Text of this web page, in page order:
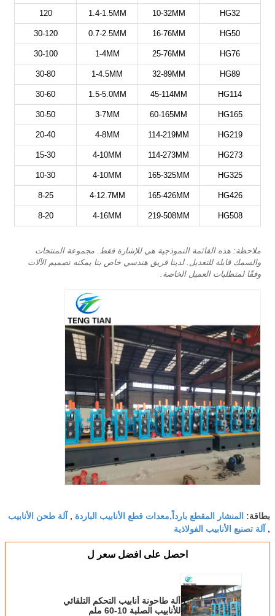
HG32
10-32MM
1.4-1.5MM
120
HG50
16-76MM
0.7-2.5MM
30-120
HG76
25-76MM
1-4MM
30-100
HG89
32-89MM
1-4.5MM
30-80
HG114
45-114MM
1.5-5.0MM
30-60
HG165
60-165MM
3-7MM
30-50
HG219
114-219MM
4-8MM
20-40
HG273
114-273MM
4-10MM
15-30
HG325
165-325MM
4-10MM
10-30
HG426
165-426MM
4-12.7MM
8-25
HG508
219-508MM
4-16MM
8-20
ملاحظة: هذه القائمة النموذجية هي للإشارة فقط. مجموعة المنتجات
والسمك قابلة للتعديل. لدينا فريق هندسي خاص بنا يمكنه تصميم الآلات
وفقًا لمتطلبات العميل الخاصة.
بطاقة: المنشار المقطع بارداً,معدات قطع الأنابيب الباردة , آلة طحن الأنابيب
, آلة تصنيع الأنابيب الفولاذية
احصل على افضل سعر ل
آلة طاحونة أنابيب التحكم التلقائي
للأنابيب الصلبة 10-60 ملم